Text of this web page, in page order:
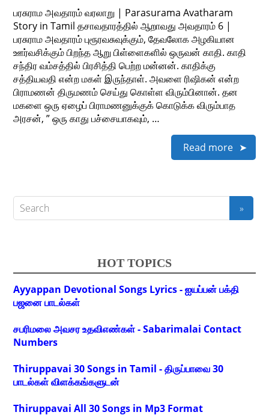
பரசுராம அவதாரம் வரலாறு | Parasurama Avatharam
Story in Tamil தசாவதாரத்தில் ஆறாவது அவதாரம் 6 |
பரசுராம அவதாரம் புரூரவசுவுக்கும், தேவலோக அழகியான
ஊர்வசிக்கும் பிறந்த ஆறு பிள்ளைகளில் ஒருவன் காதி. காதி
சந்திர வம்சத்தில் பிரசித்தி பெற்ற மன்னன். காதிக்கு
சத்தியவதி என்ற மகள் இருந்தாள். அவளை ரிஷிகன் என்ற
பிராமணன் திருமணம் செய்து கொள்ள விரும்பினான். தன
மகளை ஒரு ஏழைப் பிராமணனுக்குக் கொடுக்க விரும்பாத
அரசன், ” ஒரு காது பச்சையாகவும், …
Read more
HOT TOPICS
Ayyappan Devotional Songs Lyrics - ஐயப்பன் பக்தி
பஜனை பாடல்கள்
சபரிமலை அவசர உதவிஎண்கள் - Sabarimalai Contact
Numbers
Thiruppavai 30 Songs in Tamil - திருப்பாவை 30
பாடல்கள் விளக்கங்களுடன்
Thiruppavai All 30 Songs in Mp3 Format